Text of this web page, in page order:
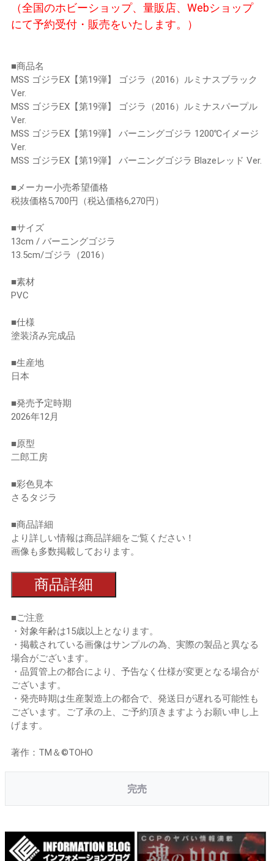
（全国のホビーショップ、量販店、Webショップ
にて予約受付・販売をいたします。）
■商品名
MSS ゴジラEX【第19弾】 ゴジラ（2016）ルミナスブラック
Ver.
MSS ゴジラEX【第19弾】 ゴジラ（2016）ルミナスパープル
Ver.
MSS ゴジラEX【第19弾】 バーニングゴジラ 1200℃イメージ
Ver.
MSS ゴジラEX【第19弾】 バーニングゴジラ Blazeレッド Ver.
■メーカー小売希望価格
税抜価格5,700円（税込価格6,270円）
■サイズ
13cm / バーニングゴジラ
13.5cm/ゴジラ（2016）
■素材
PVC
■仕様
塗装済み完成品
■生産地
日本
■発売予定時期
2026年12月
■原型
二郎工房
■彩色見本
さるタジラ
■商品詳細
より詳しい情報は商品詳細をご覧ください！
画像も多数掲載しております。
商品詳細
■ご注意
・対象年齢は15歳以上となります。
・掲載されている画像はサンプルの為、実際の製品と異なる
場合がございます。
・品質管上の都合により、予告なく仕様が変更となる場合が
ございます。
・発売時期は生産製造上の都合で、発送日が遅れる可能性も
ございます。ご了承の上、ご予約頂きますようお願い申し上
げます。
著作：TM＆©TOHO
完売